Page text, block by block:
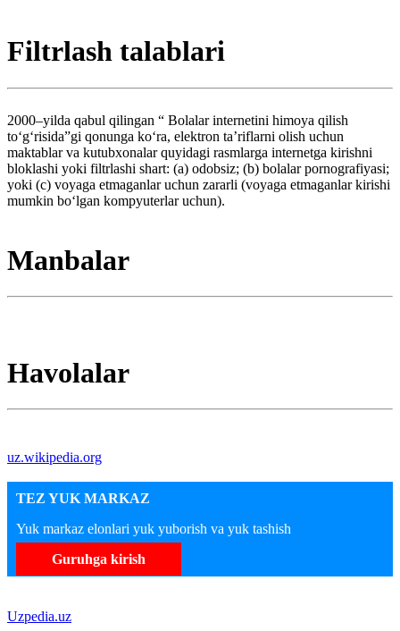
Filtrlash talablari
2000–yilda qabul qilingan “ Bolalar internetini himoya qilish
toʻgʻrisida”gi qonunga koʻra, elektron taʼriflarni olish uchun
maktablar va kutubxonalar quyidagi rasmlarga internetga kirishni
bloklashi yoki filtrlashi shart: (a) odobsiz; (b) bolalar pornografiyasi;
yoki (c) voyaga etmaganlar uchun zararli (voyaga etmaganlar kirishi
mumkin boʻlgan kompyuterlar uchun).
Manbalar
Havolalar
uz.wikipedia.org
TEZ YUK MARKAZ
Yuk markaz elonlari yuk yuborish va yuk tashish
Guruhga kirish
Uzpedia.uz